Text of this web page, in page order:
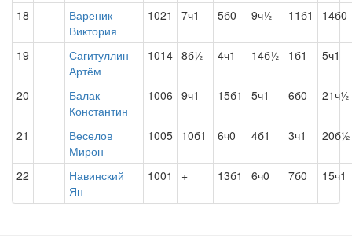
18
Вареник
Виктория
1021 7ч1 5б0 9ч½ 11б1 14б0
19
Сагитуллин
Артём
1014 8б½ 4ч1 14б½ 1б1 5ч1
20
Балак
Константин
1006 9ч1 15б1 5ч1 6б0 21ч½
21
Веселов
Мирон
1005 10б1 6ч0 4б1 3ч1 20б½
22
Навинский
Ян
1001 + 13б1 6ч0 7б0 15ч1